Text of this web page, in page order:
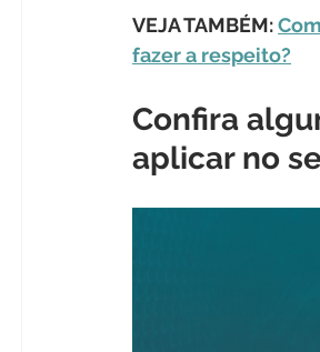
VEJA TAMBÉM:
fazer a respeito?
Confira
aplicar no